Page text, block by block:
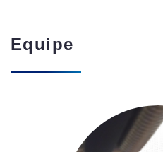
Equipe